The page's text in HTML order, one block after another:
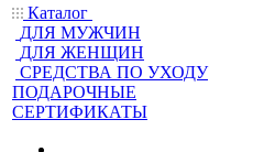
Каталог
ДЛЯ МУЖЧИН
ДЛЯ ЖЕНЩИН
CРЕДСТВА ПО УХОДУ
ПОДАРОЧНЫЕ
СЕРТИФИКАТЫ